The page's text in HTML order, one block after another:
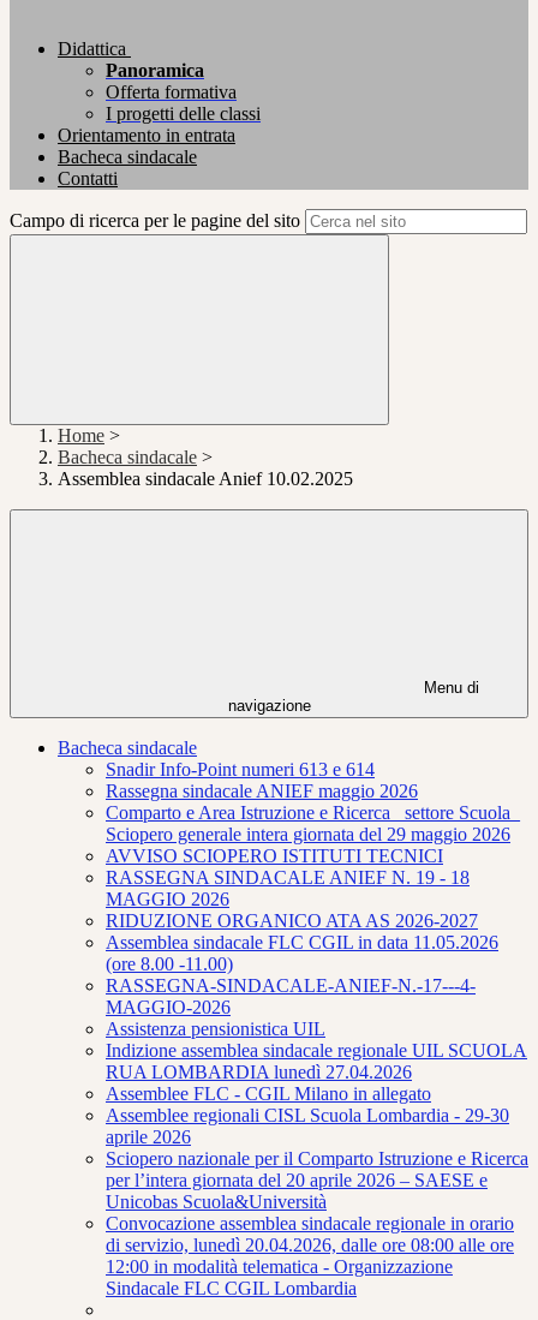
Didattica
Panoramica
Offerta formativa
I progetti delle classi
Orientamento in entrata
Bacheca sindacale
Contatti
Campo di ricerca per le pagine del sito
Home >
Bacheca sindacale >
Assemblea sindacale Anief 10.02.2025
Menu di
navigazione
Bacheca sindacale
Snadir Info-Point numeri 613 e 614
Rassegna sindacale ANIEF maggio 2026
Comparto e Area Istruzione e Ricerca_ settore Scuola_
Sciopero generale intera giornata del 29 maggio 2026
AVVISO SCIOPERO ISTITUTI TECNICI
RASSEGNA SINDACALE ANIEF N. 19 - 18
MAGGIO 2026
RIDUZIONE ORGANICO ATA AS 2026-2027
Assemblea sindacale FLC CGIL in data 11.05.2026
(ore 8.00 -11.00)
RASSEGNA-SINDACALE-ANIEF-N.-17---4-
MAGGIO-2026
Assistenza pensionistica UIL
Indizione assemblea sindacale regionale UIL SCUOLA
RUA LOMBARDIA lunedì 27.04.2026
Assemblee FLC - CGIL Milano in allegato
Assemblee regionali CISL Scuola Lombardia - 29-30
aprile 2026
Sciopero nazionale per il Comparto Istruzione e Ricerca
per l’intera giornata del 20 aprile 2026 – SAESE e
Unicobas Scuola&Università
Convocazione assemblea sindacale regionale in orario
di servizio, lunedì 20.04.2026, dalle ore 08:00 alle ore
12:00 in modalità telematica - Organizzazione
Sindacale FLC CGIL Lombardia